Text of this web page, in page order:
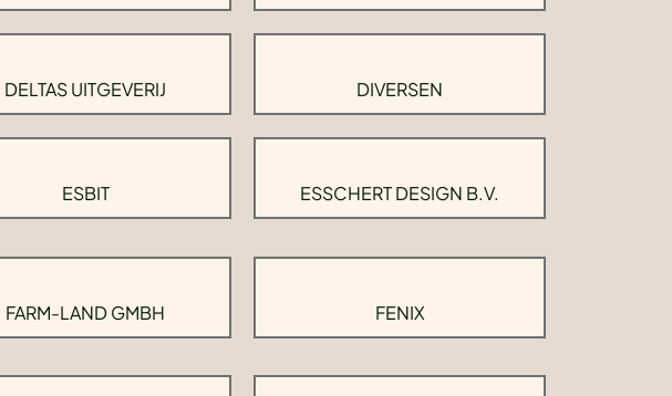
DELTAS UITGEVERIJ DIVERSEN
ESBIT ESSCHERT DESIGN B.V.
FARM-LAND GMBH FENIX